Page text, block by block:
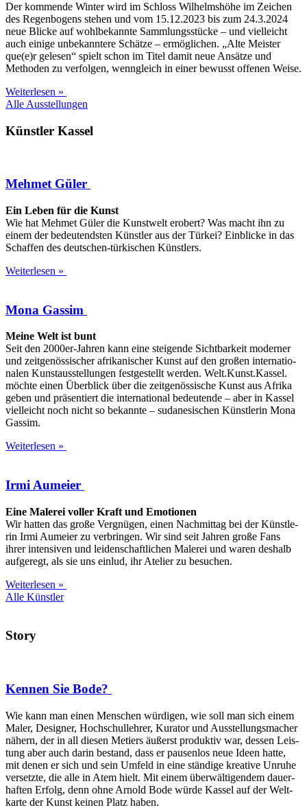
Der kom­men­de Win­ter wird im Schloss Wil­helms­hö­he im Zei­chen
des Regen­bo­gens ste­hen und vom 15.12.2023 bis zum 24.3.2024
neue Bli­cke auf wohl­be­kann­te Samm­lungs­stü­cke – und viel­leicht
auch eini­ge unbe­kann­te­re Schät­ze – ermög­li­chen. „Alte Meis­ter
que(e)r gele­sen“ spielt schon im Titel damit neue Ansät­ze und
Metho­den zu ver­fol­gen, wenn­gleich in einer bewusst offe­nen Weise.
Weiterlesen »
Alle Aus­stel­lun­gen
Künstler Kassel
Mehmet Güler
Ein Leben für die Kunst
Wie hat Meh­met Güler die Kunst­welt erobert? Was macht ihn zu
einem der bedeu­tends­ten Künst­ler aus der Tür­kei? Ein­bli­cke in das
Schaf­fen des deu­t­­schen-tür­ki­­schen Künstlers.
Weiterlesen »
Mona Gassim
Mei­ne Welt ist bunt
Seit den 2000er-Jah­­ren kann eine stei­gen­de Sicht­bar­keit moder­ner
und zeit­ge­nös­si­scher afri­ka­ni­scher Kunst auf den gro­ßen inter­na­tio­
na­len Kunst­aus­stel­lun­gen fest­ge­stellt wer­den. Welt.Kunst.Kassel.
möch­te einen Über­blick über die zeit­ge­nös­si­sche Kunst aus Afri­ka
geben und prä­sen­tiert die inter­na­tio­nal bedeu­ten­de – aber in Kas­sel
viel­leicht noch nicht so bekann­te – suda­ne­si­schen Künst­le­rin Mona
Gassim.
Weiterlesen »
Irmi Aumeier
Eine Male­rei vol­ler Kraft und Emotionen
Wir hat­ten das gro­ße Ver­gnü­gen, einen Nach­mit­tag bei der Künst­le­
rin Irmi Aumei­er zu ver­brin­gen. Wir sind seit Jah­ren gro­ße Fans
ihrer inten­si­ven und lei­den­schaft­li­chen Male­rei und waren des­halb
auf­ge­regt, als sie uns ein­lud, ihr Ate­lier zu besuchen.
Weiterlesen »
Alle Künst­ler
Story
Kennen Sie Bode?
Wie kann man einen Men­schen wür­di­gen, wie soll man sich einem
Maler, Desi­gner, Hoch­schul­leh­rer, Kura­tor und Aus­stel­lungs­ma­cher
nähern, der in all die­sen Metiers äußerst pro­duk­tiv war, des­sen Leis­
tung aber auch dar­in bestand, dass er pau­sen­los neue Ideen hat­te,
mit denen er sich und sein Umfeld in eine stän­di­ge krea­ti­ve Unru­he
ver­setz­te, die alle in Atem hielt. Mit einem über­wäl­ti­gen­dem dau­er­
haf­ten Erfolg, denn ohne Arnold Bode wür­de Kas­sel auf der Welt­
kar­te der Kunst kei­nen Platz haben.